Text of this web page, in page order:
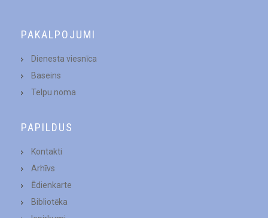
PAKALPOJUMI
Dienesta viesnīca
Baseins
Telpu noma
PAPILDUS
Kontakti
Arhīvs
Ēdienkarte
Bibliotēka